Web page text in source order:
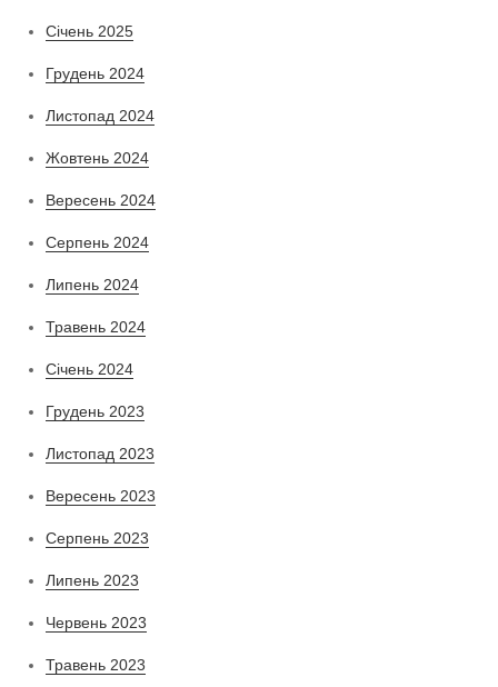
Січень 2025
Грудень 2024
Листопад 2024
Жовтень 2024
Вересень 2024
Серпень 2024
Липень 2024
Травень 2024
Січень 2024
Грудень 2023
Листопад 2023
Вересень 2023
Серпень 2023
Липень 2023
Червень 2023
Травень 2023